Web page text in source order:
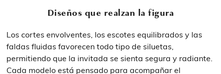
Diseños que realzan la figura
Los cortes envolventes, los escotes equilibrados y las
faldas fluidas favorecen todo tipo de siluetas,
permitiendo que la invitada se sienta segura y radiante.
Cada modelo está pensado para acompañar el